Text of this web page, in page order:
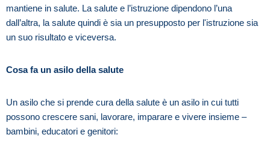
mantiene in salute. La salute e l’istruzione dipendono l’una
dall’altra, la salute quindi è sia un presupposto per l'istruzione sia
un suo risultato e viceversa.
Cosa fa un asilo della salute
Un asilo che si prende cura della salute è un asilo in cui tutti
possono crescere sani, lavorare, imparare e vivere insieme –
bambini, educatori e genitori: